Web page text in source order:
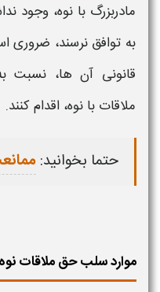
مادربزرگ با نوه، وجود
به توافق نرسند، ضروری
قانونی آن ها، نسبت
ملاقات با نوه، اقدام کنند.
حتما بخوانید:
موارد سلب حق ملاقات نوه